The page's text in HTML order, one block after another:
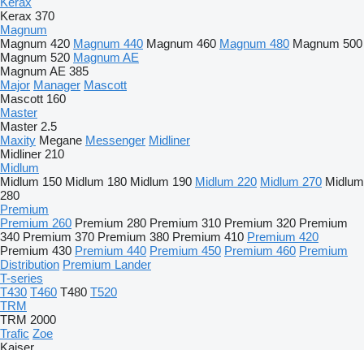
Kerax 370
Magnum
Magnum 420 Magnum 440 Magnum 460 Magnum 480 Magnum 500
Magnum 520 Magnum AE
Magnum AE 385
Major Manager Mascott
Mascott 160
Master
Master 2.5
Maxity Megane Messenger Midliner
Midliner 210
Midlum
Midlum 150 Midlum 180 Midlum 190 Midlum 220 Midlum 270 Midlum
280
Premium
Premium 260 Premium 280 Premium 310 Premium 320 Premium
340 Premium 370 Premium 380 Premium 410 Premium 420
Premium 430 Premium 440 Premium 450 Premium 460 Premium
Distribution Premium Lander
T-series
T430 T460 T480 T520
TRM
TRM 2000
Trafic Zoe
Kaiser